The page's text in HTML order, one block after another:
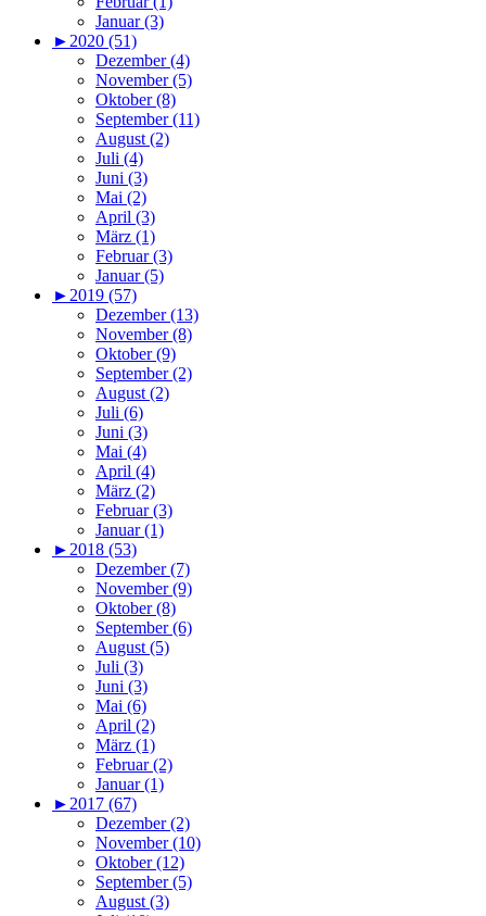
Januar (3)
► 2020 (51)
Dezember (4)
November (5)
Oktober (8)
September (11)
August (2)
Juli (4)
Juni (3)
Mai (2)
April (3)
März (1)
Februar (3)
Januar (5)
► 2019 (57)
Dezember (13)
November (8)
Oktober (9)
September (2)
August (2)
Juli (6)
Juni (3)
Mai (4)
April (4)
März (2)
Februar (3)
Januar (1)
► 2018 (53)
Dezember (7)
November (9)
Oktober (8)
September (6)
August (5)
Juli (3)
Juni (3)
Mai (6)
April (2)
März (1)
Februar (2)
Januar (1)
► 2017 (67)
Dezember (2)
November (10)
Oktober (12)
September (5)
August (3)